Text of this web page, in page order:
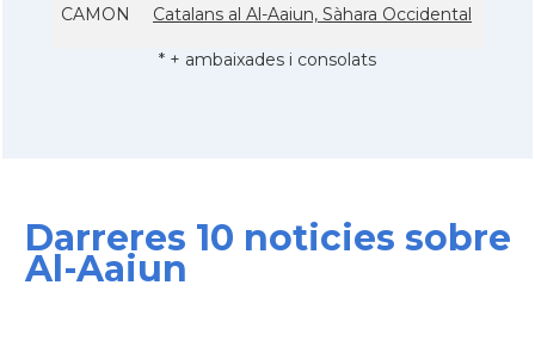
CAMON Catalans al Al-Aaiun, Sàhara Occidental
* + ambaixades i consolats
Darreres 10 noticies sobre
Al-Aaiun